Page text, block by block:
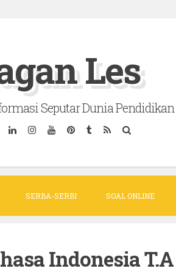
Les
Seputar Dunia Pendidikan
SERBA-SERBI SOAL ONLINE
Indonesia T.A